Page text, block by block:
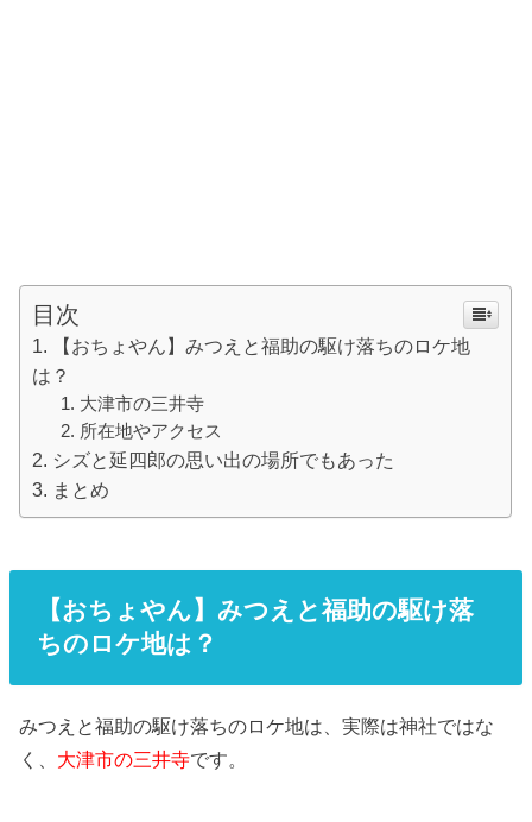
目次
【おちょやん】みつえと福助の駆け落ちのロケ地
は？
大津市の三井寺
所在地やアクセス
シズと延四郎の思い出の場所でもあった
まとめ
【おちょやん】みつえと福助の駆け落
ちのロケ地は？
みつえと福助の駆け落ちのロケ地は、実際は神社ではな
く、 大津市の三井寺です。